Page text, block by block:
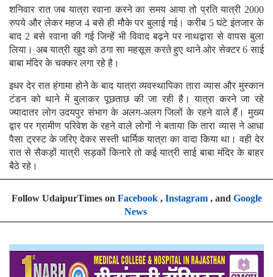
शनिवार रात जब यात्रा रवाना करने का समय आया तो प्रति यात्री 2000
रुपये और लेकर महज 4 बसे ही मौके पर बुलाई गई। करीब 5 घंटे इंतजार के
बाद 2 बसे रवाना की गई जिन्हें भी विवाद बढ़ने पर नाथद्वारा से वापस बुला
लिया। अब यात्री खुद को ठगा सा महसूस करते हुए थाने ओर सेक्टर 6 साई
बाबा मंदिर के चक्कर लगा रहे है।
इधर देर रात हंगामा होने के बाद यात्रा व्यवस्थापिका तारा व्यास और मुस्कान
टंडन को थाने में बुलाकर पूछताछ की जा रही है। यात्रा करने जा रहे
ज्यादातर लोग उदयपुर संभाग के अलग-अलग जिलों के रहने वाले हैं। मुख्य
द्वार पर ग्रामीण परिवेश के रहने वाले लोगों ने बताया कि तारा व्यास ने आधा
पैसा ट्रस्ट के जरिए देकर सस्ती धार्मिक यात्रा का वादा किया था। वही देर
रात से सैकड़ों यात्री सड़कों किनारे तो कई यात्री साई बाबा मंदिर के बाहर
बैठे रहे।
Follow UdaipurTimes on Facebook, Instagram, and Google
News